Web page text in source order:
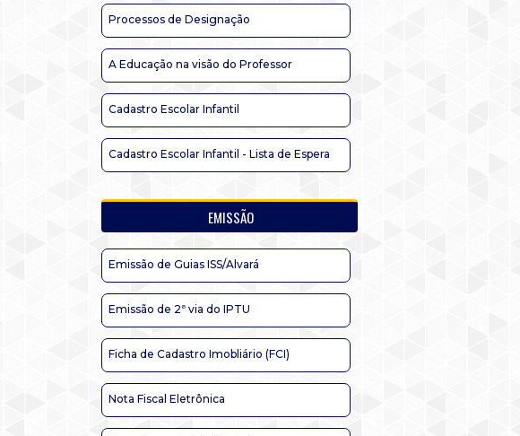
Processos de Designação
A Educação na visão do Professor
Cadastro Escolar Infantil
Cadastro Escolar Infantil - Lista de Espera
EMISSÃO
Emissão de Guias ISS/Alvará
Emissão de 2ª via do IPTU
Ficha de Cadastro Imobliário (FCI)
Nota Fiscal Eletrônica